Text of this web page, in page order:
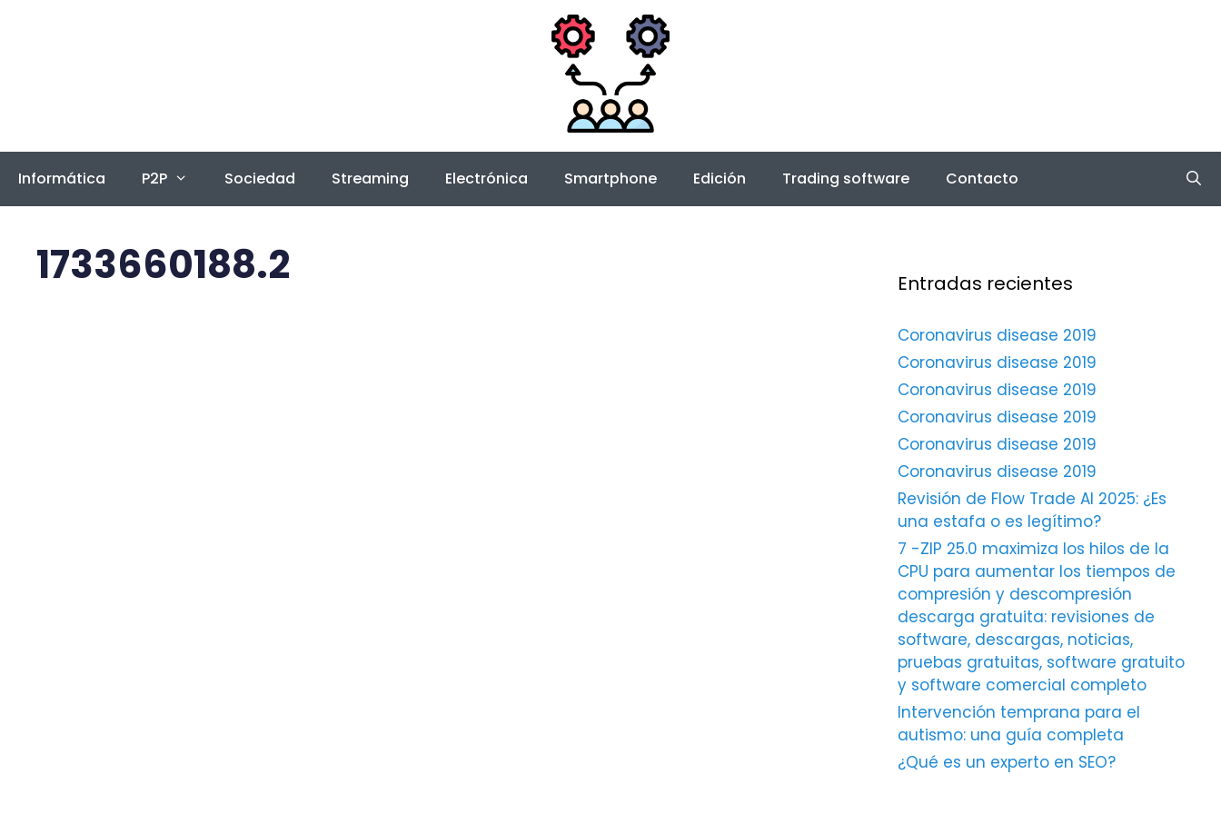
Informática P2P Sociedad Streaming Electrónica Smartphone Edición Trading software Contacto
1733660188.2 Entradas recientes
Coronavirus disease 2019
Coronavirus disease 2019
Coronavirus disease 2019
Coronavirus disease 2019
Coronavirus disease 2019
Coronavirus disease 2019
Revisión de Flow Trade AI 2025: ¿Es
una estafa o es legítimo?
7 -ZIP 25.0 maximiza los hilos de la
CPU para aumentar los tiempos de
compresión y descompresión
descarga gratuita: revisiones de
software, descargas, noticias,
pruebas gratuitas, software gratuito
y software comercial completo
Intervención temprana para el
autismo: una guía completa
¿Qué es un experto en SEO?